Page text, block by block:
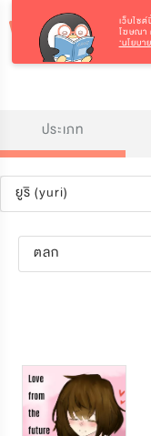
ประเภท
ยูริ (yuri)
ตลก
เว็บไซ
โฆษณา
‘นโยบา